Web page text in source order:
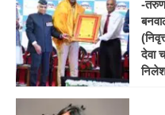
-
देवा
निलेश